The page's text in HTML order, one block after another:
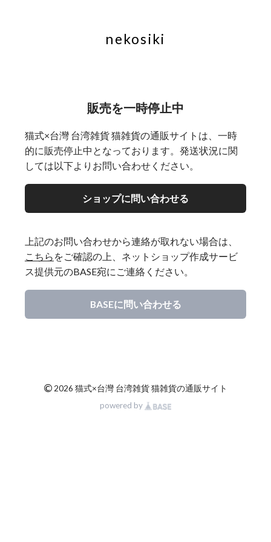
nekosiki
販売を一時停止中
猫式×台灣 台湾雑貨 猫雑貨の通販サイトは、一時
的に販売停止中となっております。発送状況に関
しては以下よりお問い合わせください。
ショップに問い合わせる
上記のお問い合わせから連絡が取れない場合は、
こちら をご確認の上、ネットショップ作成サービ
ス提供元のBASE宛にご連絡ください。
BASEに問い合わせる
© 2026 猫式×台灣 台湾雑貨 猫雑貨の通販サイト
powered by